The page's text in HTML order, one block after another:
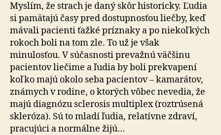
Myslím, že strach je daný skôr historicky. Ľudia
si pamätajú časy pred dostupnosťou liečby, keď
mávali pacienti ťažké príznaky a po niekoľkých
rokoch boli na tom zle. To už je však
minulosťou. V súčasnosti prevažnú väčšinu
pacientov liečime a ľudia by boli prekvapení
koľko majú okolo seba pacientov – kamarátov,
známych v rodine, o ktorých vôbec nevedia, že
majú diagnózu sclerosis multiplex (roztrúsená
skleróza). Sú to mladí ľudia, relatívne zdraví,
pracujúci a normálne žijú…